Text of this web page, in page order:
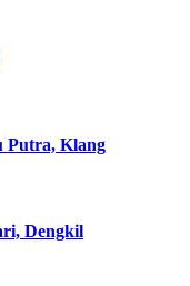
Putra, Klang
Dengkil